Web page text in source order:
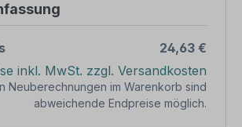
24,63 €
inkl. MwSt. zzgl. Versandkosten
Neuberechnungen im Warenkorb sind
abweichende Endpreise möglich.